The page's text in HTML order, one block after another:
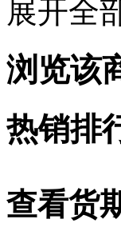
展开全
浏览该
热销排
查看货